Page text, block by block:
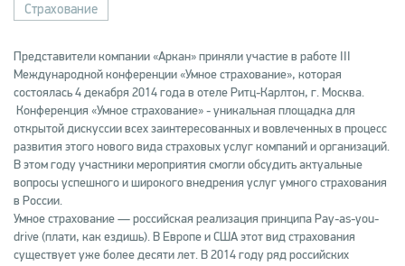
Страхование
Представители компании «Аркан» приняли участие в работе III
Международной конференции «Умное страхование», которая
состоялась 4 декабря 2014 года в отеле Ритц-Карлтон, г. Москва.
Конференция «Умное страхование» - уникальная площадка для
открытой дискуссии всех заинтересованных и вовлеченных в процесс
развития этого нового вида страховых услуг компаний и организаций.
В этом году участники мероприятия смогли обсудить актуальные
вопросы успешного и широкого внедрения услуг умного страхования
в России.
Умное страхование — российская реализация принципа Pay-as-you-
drive (плати, как ездишь). В Европе и США этот вид страхования
существует уже более десяти лет. В 2014 году ряд российских